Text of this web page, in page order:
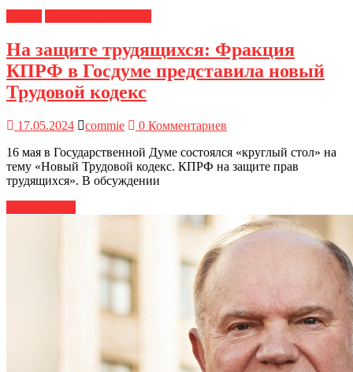
На защите трудящихся: Фракция
КПРФ в Госдуме представила новый
Трудовой кодекс
17.05.2024 commie
0 Комментариев
16 мая в Государственной Думе состоялся «круглый стол» на
тему «Новый Трудовой кодекс. КПРФ на защите прав
трудящихся». В обсуждении